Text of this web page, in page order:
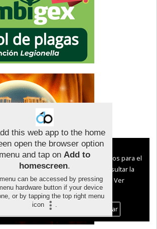
this web app to the home
open the browser option
menu and tap on Add to
homescreen.
can be accessed by pressing
hardware button if your device
or by tapping the top right menu
icon
.
sobre el Uso de cookies:
cookies nuestras y de terceros para el
del digital. Puedes consultar la
de cookies y como desconectarlas.
Ver
Política de Privacidad y Cookies
Aceptar Cookies
Personalizar